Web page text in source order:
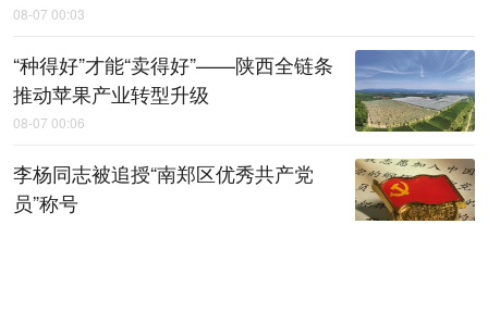
08-07 00:03
“种得好”才能“卖得好”——陕西全链条
推动苹果产业转型升级
08-07 00:06
李杨同志被追授“南郑区优秀共产党
员”称号